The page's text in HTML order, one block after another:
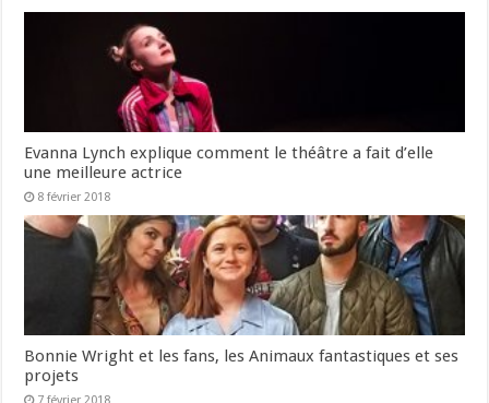
Evanna Lynch explique comment le théâtre a fait d’elle
une meilleure actrice
8 février 2018
Bonnie Wright et les fans, les Animaux fantastiques et ses
projets